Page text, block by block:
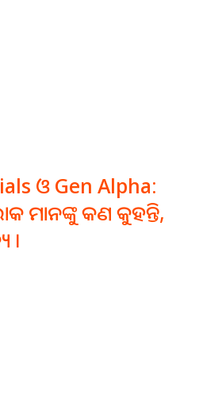
ଓ Gen Alpha:
କଣ କୁହନ୍ତି,
।